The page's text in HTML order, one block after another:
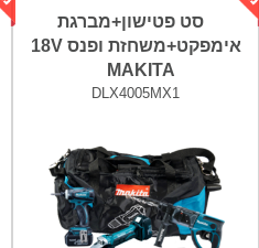
סט פטישון+מברגת
אימפקט+משחזת ופנס 18V
MAKITA
DLX4005MX1